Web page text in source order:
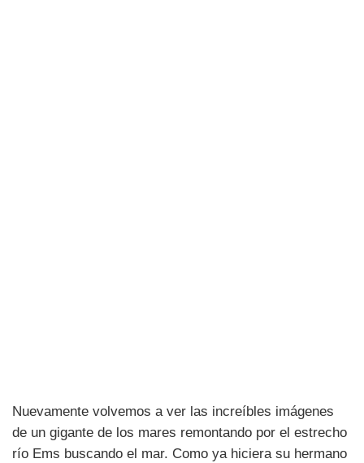
Nuevamente volvemos a ver las increíbles imágenes
de un gigante de los mares remontando por el estrecho
río Ems buscando el mar. Como ya hiciera su hermano